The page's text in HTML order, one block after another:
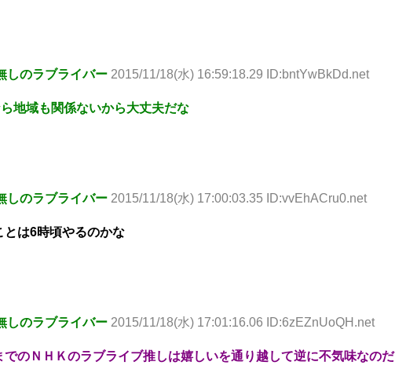
しのラブライバー 2015/11/18(水) 16:59:18.29 ID:bntYwBkDd.net
地域も関係ないから大丈夫だな
しのラブライバー 2015/11/18(水) 17:00:03.35 ID:vvEhACru0.net
とは6時頃やるのかな
しのラブライバー 2015/11/18(水) 17:01:16.06 ID:6zEZnUoQH.net
でのＮＨＫのラブライブ推しは嬉しいを通り越して逆に不気味なのだ